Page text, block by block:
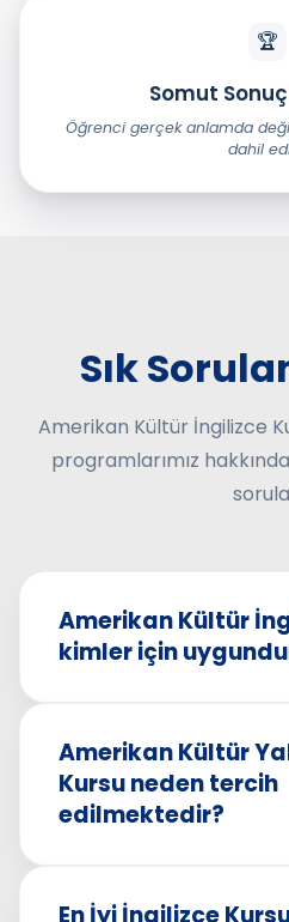
🏆
Somut
Öğrenci gerçek anlamda
dahil
Sık
Amerikan Kültür İngilizce
programlarımız
Amerikan Kültür
kimler için
çalışan profesyoneller,
hayatında kariyer
dışı planları olan herkes
Amerikan Kültür
Kursu neden tercih
edilmektedir?
bilinen ve köklü eğitim
En İyi İngilizce